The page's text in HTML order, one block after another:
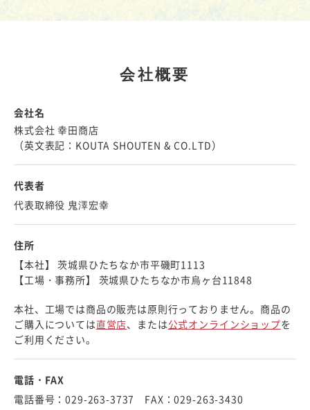
会社概要
会社名
株式会社 幸田商店
（英文表記：KOUTA SHOUTEN & CO.LTD）
代表者
代表取締役 鬼澤宏幸
住所
【本社】 茨城県ひたちなか市平磯町1113
【工場・事務所】 茨城県ひたちなか市烏ヶ台11848
本社、工場では商品の販売は原則行っておりません。商品の
ご購入については直営店、または公式オンラインショップを
ご利用ください。
電話・FAX
電話番号：029-263-3737 FAX：029-263-3430